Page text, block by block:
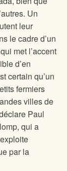
Un
leur
le cadre d’un
met l’accent
d’en
certain qu’un
fermiers
villes de
Paul
qui a
par la